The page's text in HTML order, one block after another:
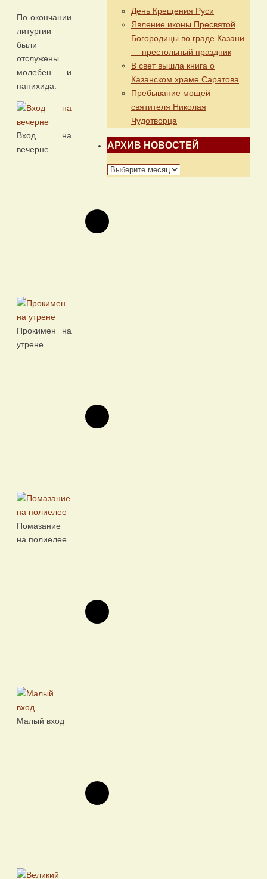
По окончании
литургии
были
отслужены
молебен и
панихида.
Вход на
вечерне
Прокимен на
утрене
Помазание
на полиелее
Малый вход
День Крещения Руси
Явление иконы Пресвятой
Богородицы во граде Казани
— престольный праздник
В свет вышла книга о
Казанском храме Саратова
Пребывание мощей
святителя Николая
Чудотворца
АРХИВ НОВОСТЕЙ
АРХИВ